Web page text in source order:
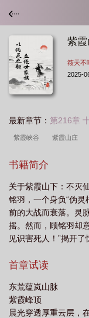
紫
筱天不
2025-
最新章节： 第216章
紫霞峡谷 紫霞山庄
哪 紫霞山景区
下不灭仙族 紫霞岛在哪
略 紫霞岛是什么意思
书籍简介
关于紫霞山下：不灭
铭羽，一个身负“伪
前的大战而衰落。灵
摇。然而，顾铭羽却
见识害死人！”揭开
暗藏的魔族阴谋、强
首章试读
东荒蕴岚山脉
紫霞峰顶
晨光穿透厚重云层，